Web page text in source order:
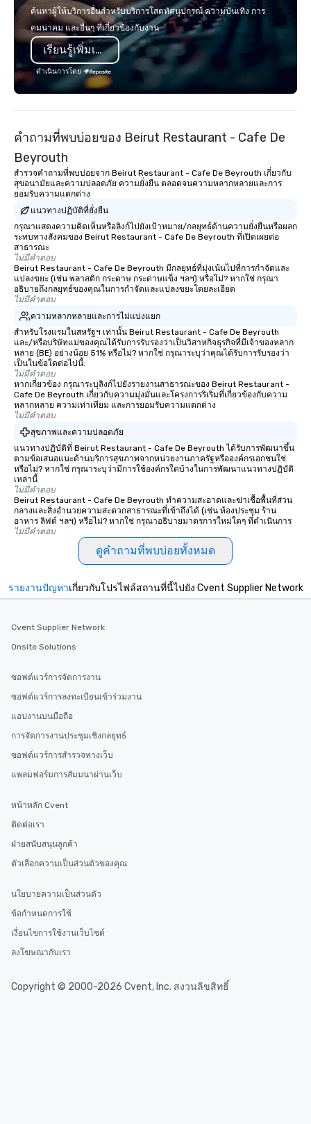
or walk away with a
innovation playbook,
the Valley. Ideal for
seniority, and
ค้นหาผู้ให้บริการอื่นสำหรับบริการโสตทัศนูปกรณ์ ความบันเทิง การ
คมนาคม และอื่นๆ ที่เกี่ยวข้องกับงาน
เรียนรู้เพิ่มเติม
ดำเนินการโดย
คำถามที่พบบ่อยของ Beirut Restaurant - Cafe De
Beyrouth
สำรวจคำถามที่พบบ่อยจาก Beirut Restaurant - Cafe De Beyrouth เกี่ยวกับ
สุขอนามัยและความปลอดภัย ความยั่งยืน ตลอดจนความหลากหลายและการ
ยอมรับความแตกต่าง
แนวทางปฏิบัติที่ยั่งยืน
กรุณาแสดงความคิดเห็นหรือลิงก์ไปยังเป้าหมาย/กลยุทธ์ด้านความยั่งยืนหรือผลก
ระทบทางสังคมของ Beirut Restaurant - Cafe De Beyrouth ที่เปิดเผยต่อ
สาธารณะ
ไม่มีคำตอบ
Beirut Restaurant - Cafe De Beyrouth มีกลยุทธ์ที่มุ่งเน้นไปที่การกำจัดและ
แปลงขยะ (เช่น พลาสติก กระดาษ กระดาษแข็ง ฯลฯ) หรือไม่? หากใช่ กรุณา
อธิบายถึงกลยุทธ์ของคุณในการกำจัดและแปลงขยะโดยละเอียด
ไม่มีคำตอบ
ความหลากหลายและการไม่แบ่งแยก
สำหรับโรงแรมในสหรัฐฯ เท่านั้น Beirut Restaurant - Cafe De Beyrouth
และ/หรือบริษัทแม่ของคุณได้รับการรับรองว่าเป็นวิสาหกิจธุรกิจที่มีเจ้าของหลาก
หลาย (BE) อย่างน้อย 51% หรือไม่? หากใช่ กรุณาระบุว่าคุณได้รับการรับรองว่า
เป็นในข้อใดต่อไปนี้:
ไม่มีคำตอบ
หากเกี่ยวข้อง กรุณาระบุลิงก์ไปยังรายงานสาธารณะของ Beirut Restaurant -
Cafe De Beyrouth เกี่ยวกับความมุ่งมั่นและโครงการริเริ่มที่เกี่ยวข้องกับความ
หลากหลาย ความเท่าเทียม และการยอมรับความแตกต่าง
ไม่มีคำตอบ
สุขภาพและความปลอดภัย
แนวทางปฏิบัติที่ Beirut Restaurant - Cafe De Beyrouth ได้รับการพัฒนาขึ้น
ตามข้อเสนอแนะด้านบริการสุขภาพจากหน่วยงานภาครัฐหรือองค์กรเอกชนใช่
หรือไม่? หากใช่ กรุณาระบุว่ามีการใช้องค์กรใดบ้างในการพัฒนาแนวทางปฏิบัติ
เหล่านี้
ไม่มีคำตอบ
Beirut Restaurant - Cafe De Beyrouth ทำความสะอาดและฆ่าเชื้อพื้นที่ส่วน
กลางและสิ่งอำนวยความสะดวกสาธารณะที่เข้าถึงได้ (เช่น ห้องประชุม ร้าน
อาหาร ลิฟต์ ฯลฯ) หรือไม่? หากใช่ กรุณาอธิบายมาตรการใหม่ใดๆ ที่ดำเนินการ
ไม่มีคำตอบ
ดูคำถามที่พบบ่อยทั้งหมด
รายงานปัญหาเกี่ยวกับโปรไฟล์สถานที่นี้ไปยัง Cvent Supplier Network
Cvent Supplier Network
Onsite Solutions
ซอฟต์แวร์การจัดการงาน
ซอฟต์แวร์การลงทะเบียนเข้าร่วมงาน
แอปงานบนมือถือ
การจัดการงานประชุมเชิงกลยุทธ์
ซอฟต์แวร์การสำรวจทางเว็บ
แพลมฟอร์มการสัมมนาผ่านเว็บ
หน้าหลัก Cvent
ติดต่อเรา
ฝ่ายสนับสนุนลูกค้า
ตัวเลือกความเป็นส่วนตัวของคุณ
นโยบายความเป็นส่วนตัว
ข้อกำหนดการใช้
เงื่อนไขการใช้งานเว็บไซต์
ลงโฆษณากับเรา
Copyright © 2000-2026 Cvent, Inc. สงวนลิขสิทธิ์